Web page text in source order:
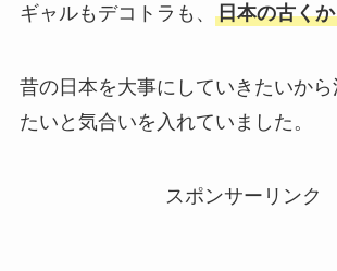
ギャルもデコトラも、 日本の古く
昔の日本を大事にしていきたいから
たいと気合いを入れていました。
スポンサーリンク